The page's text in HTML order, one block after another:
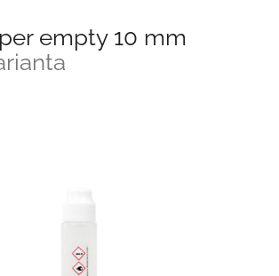
empty 10 mm